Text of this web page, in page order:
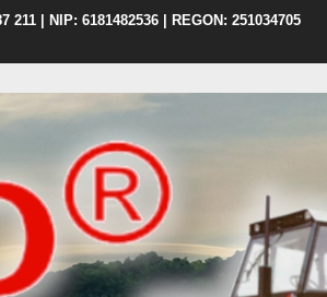
| NIP: 6181482536 | REGON: 251034705